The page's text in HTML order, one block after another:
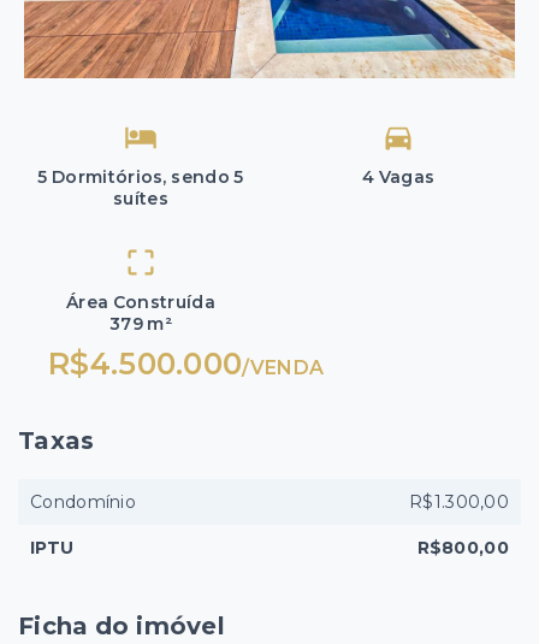
5 Dormitórios, sendo 5
suítes
4 Vagas
Área Construída
379 m²
R$4.500.000/VENDA
Taxas
Condomínio R$1.300,00
IPTU R$800,00
Ficha do imóvel